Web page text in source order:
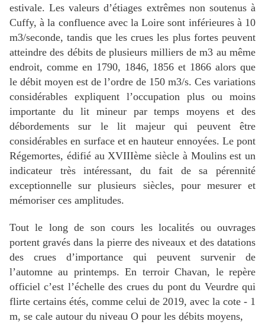
estivale. Les valeurs d’étiages extrêmes non soutenus à
Cuffy, à la confluence avec la Loire sont inférieures à 10
m3/seconde, tandis que les crues les plus fortes peuvent
atteindre des débits de plusieurs milliers de m3 au même
endroit, comme en 1790, 1846, 1856 et 1866 alors que
le débit moyen est de l’ordre de 150 m3/s. Ces variations
considérables expliquent l’occupation plus ou moins
importante du lit mineur par temps moyens et des
débordements sur le lit majeur qui peuvent être
considérables en surface et en hauteur ennoyées. Le pont
Régemortes, édifié au XVIIIème siècle à Moulins est un
indicateur très intéressant, du fait de sa pérennité
exceptionnelle sur plusieurs siècles, pour mesurer et
mémoriser ces amplitudes.
Tout le long de son cours les localités ou ouvrages
portent gravés dans la pierre des niveaux et des datations
des crues d’importance qui peuvent survenir de
l’automne au printemps. En terroir Chavan, le repère
officiel c’est l’échelle des crues du pont du Veurdre qui
flirte certains étés, comme celui de 2019, avec la cote - 1
m, se cale autour du niveau O pour les débits moyens,